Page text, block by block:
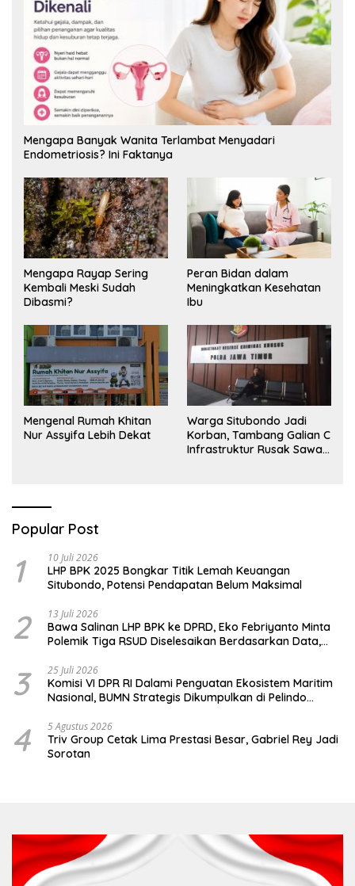
Mengapa Banyak Wanita Terlambat Menyadari
Endometriosis? Ini Faktanya
Mengapa Rayap Sering
Kembali Meski Sudah
Dibasmi?
Peran Bidan dalam
Meningkatkan Kesehatan
Ibu
Mengenal Rumah Khitan
Nur Assyifa Lebih Dekat
Warga Situbondo Jadi
Korban, Tambang Galian C
Infrastruktur Rusak Sawah
Popular Post
1 10 Juli 2026
LHP BPK 2025 Bongkar Titik Lemah Keuangan
Situbondo, Potensi Pendapatan Belum Maksimal
2 13 Juli 2026
Bawa Salinan LHP BPK ke DPRD, Eko Febriyanto Minta
Polemik Tiga RSUD Diselesaikan Berdasarkan Data,
3 25 Juli 2026
Komisi VI DPR RI Dalami Penguatan Ekosistem Maritim
Nasional, BUMN Strategis Dikumpulkan di Pelindo
4 5 Agustus 2026
Triv Group Cetak Lima Prestasi Besar, Gabriel Rey Jadi
Sorotan